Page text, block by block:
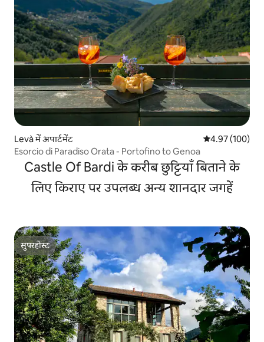
Levà में अपार्टमेंट औसत रेटिंग 5 में से
4.97 (100)
Esorcio di Paradiso Orata - Portofino to Genoa
Castle Of Bardi के करीब छुट्टियाँ बिताने के
लिए किराए पर उपलब्ध अन्य शानदार जगहें
सुपरहोस्ट
सुपरहोस्ट